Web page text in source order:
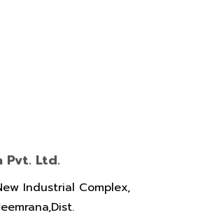
Pvt. Ltd.
Industrial Complex,